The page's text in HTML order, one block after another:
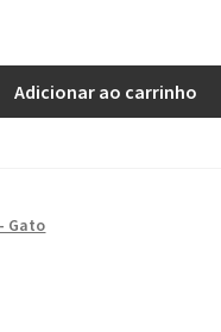
Adicionar ao carrinho
Gato